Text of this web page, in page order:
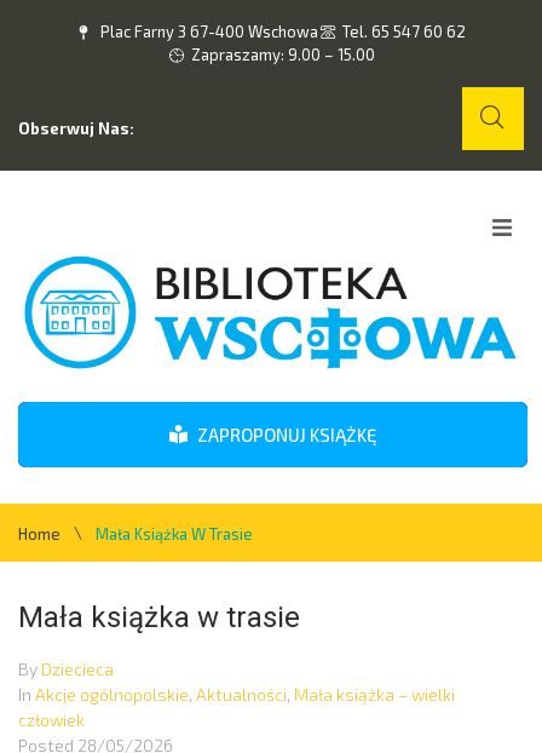
Plac Farny 3 67-400 Wschowa
Tel. 65 547 60 62
Zapraszamy: 9.00 – 15.00
Obserwuj Nas:
O nas
Wydarzenia
Kontakt
ZAPROPONUJ KSIĄŻKĘ
Home \ Mała Książka W Trasie
Mała książka w trasie
By Dziecieca
In Akcje ogólnopolskie, Aktualności, Mała książka – wielki
człowiek
Posted 28/05/2026